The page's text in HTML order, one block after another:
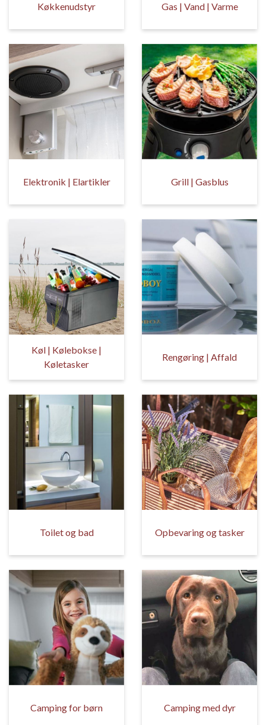
Køkkenudstyr Gas | Vand | Varme
Elektronik | Elartikler Grill | Gasblus
Køl | Kølebokse |
Køletasker
Rengøring | Affald
Toilet og bad Opbevaring og tasker
Camping for børn Camping med dyr